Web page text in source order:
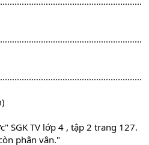
SGK TV lớp 4 , tập 2 trang 127.
phân vân."